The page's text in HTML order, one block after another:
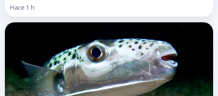
Hace 1 h